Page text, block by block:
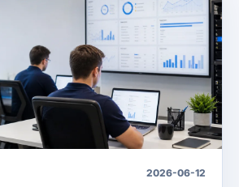
2026-06-12